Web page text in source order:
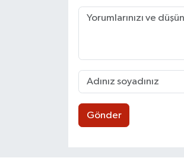
Gönder